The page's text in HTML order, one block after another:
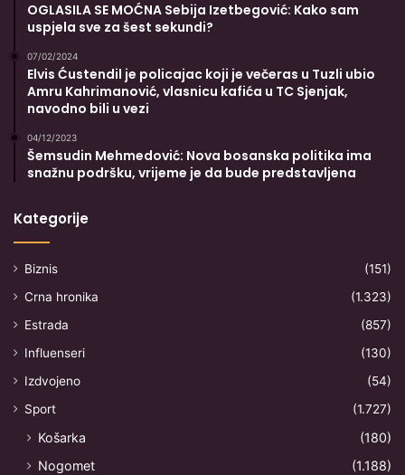
OGLASILA SE MOĆNA Sebija Izetbegović: Kako sam
uspjela sve za šest sekundi?
07/02/2024
Elvis Ćustendil je policajac koji je večeras u Tuzli ubio
Amru Kahrimanović, vlasnicu kafića u TC Sjenjak,
navodno bili u vezi
04/12/2023
Šemsudin Mehmedović: Nova bosanska politika ima
snažnu podršku, vrijeme je da bude predstavljena
Kategorije
Biznis
(151)
Crna hronika
(1.323)
Estrada
(857)
Influenseri
(130)
Izdvojeno
(54)
Sport
(1.727)
Košarka
(180)
Nogomet
(1.188)